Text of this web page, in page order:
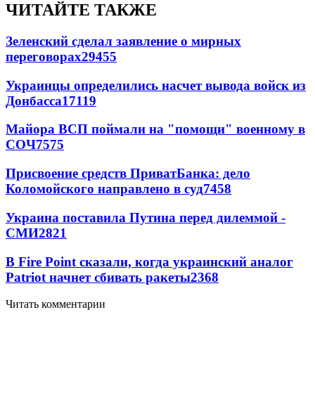
ЧИТАЙТЕ ТАКЖЕ
Зеленский сделал заявление о мирных
переговорах29455
Украинцы определились насчет вывода войск из
Донбасса17119
Майора ВСП поймали на "помощи" военному в
СОЧ7575
Присвоение средств ПриватБанка: дело
Коломойского направлено в суд7458
Украина поставила Путина перед дилеммой -
СМИ2821
В Fire Point сказали, когда украинский аналог
Patriot начнет сбивать ракеты2368
Читать комментарии